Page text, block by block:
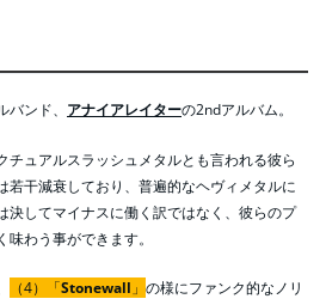
ンド、 アナイアレイターの2ndアルバム。
チュアルスラッシュメタルとも言われる彼ら
若干減衰しており、普遍的なヘヴィメタルに
決してマイナスに働く訳ではなく、彼らのプ
わう事ができます。
（4）「Stonewall 」 の様にファンク的なノリ